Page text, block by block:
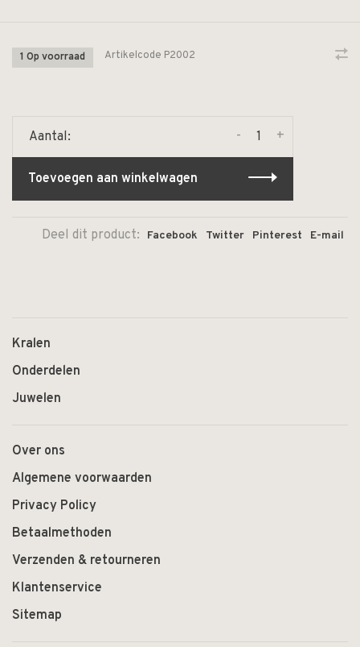
1 Op voorraad Artikelcode P2002
Aantal: +
-
Toevoegen aan winkelwagen
Deel dit product: Facebook Twitter Pinterest E-mail
Kralen
Onderdelen
Juwelen
Over ons
Algemene voorwaarden
Privacy Policy
Betaalmethoden
Verzenden & retourneren
Klantenservice
Sitemap